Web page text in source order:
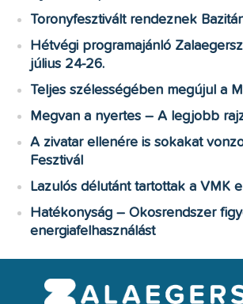
Toronyfesztivált rendeznek
Hétvégi programajánló
július 24-26.
Teljes szélességében megújul a
Megvan a nyertes – A legjobb
A zivatar ellenére is sokakat
Fesztivál
Lazulós délutánt tartottak a VMK
Hatékonyság – Okosrendszer
energiafelhasználást